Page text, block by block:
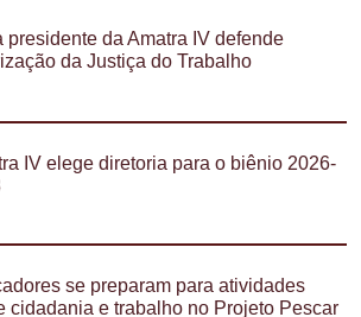
presidente da Amatra IV defende
da Justiça do Trabalho
IV elege diretoria para o biênio 2026-
se preparam para atividades
cidadania e trabalho no Projeto Pescar